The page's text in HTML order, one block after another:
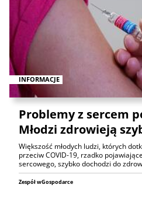
INFORMACJE
Problemy z sercem
Młodzi zdrowieją
Większość młodych ludzi, których
przeciw COVID-19, rzadko
sercowego, szybko dochodzi do
Zespół wGospodarce